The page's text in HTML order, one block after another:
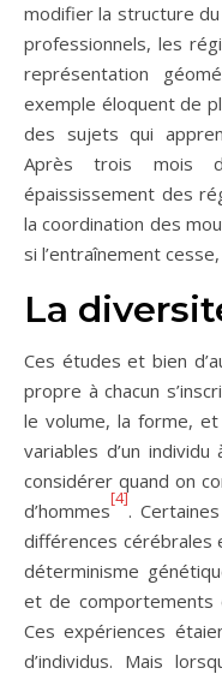
modifier la structure
professionnels, les
représentation
exemple éloquent de
des sujets qui
Après trois mois
épaississement des
la coordination des
si l’entraînement
La
Ces études et bien
propre à chacun
le volume, la forme,
variables d’un
considérer quand on
d’hommes
[4]
.
différences cérébrales
déterminisme
et de comportements
Ces expériences
d’individus. Mais